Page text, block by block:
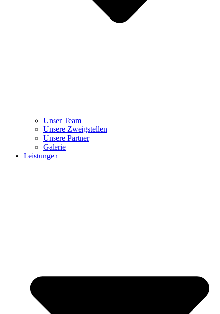
Unser Team
Unsere Zweigstellen
Unsere Partner
Galerie
Leistungen